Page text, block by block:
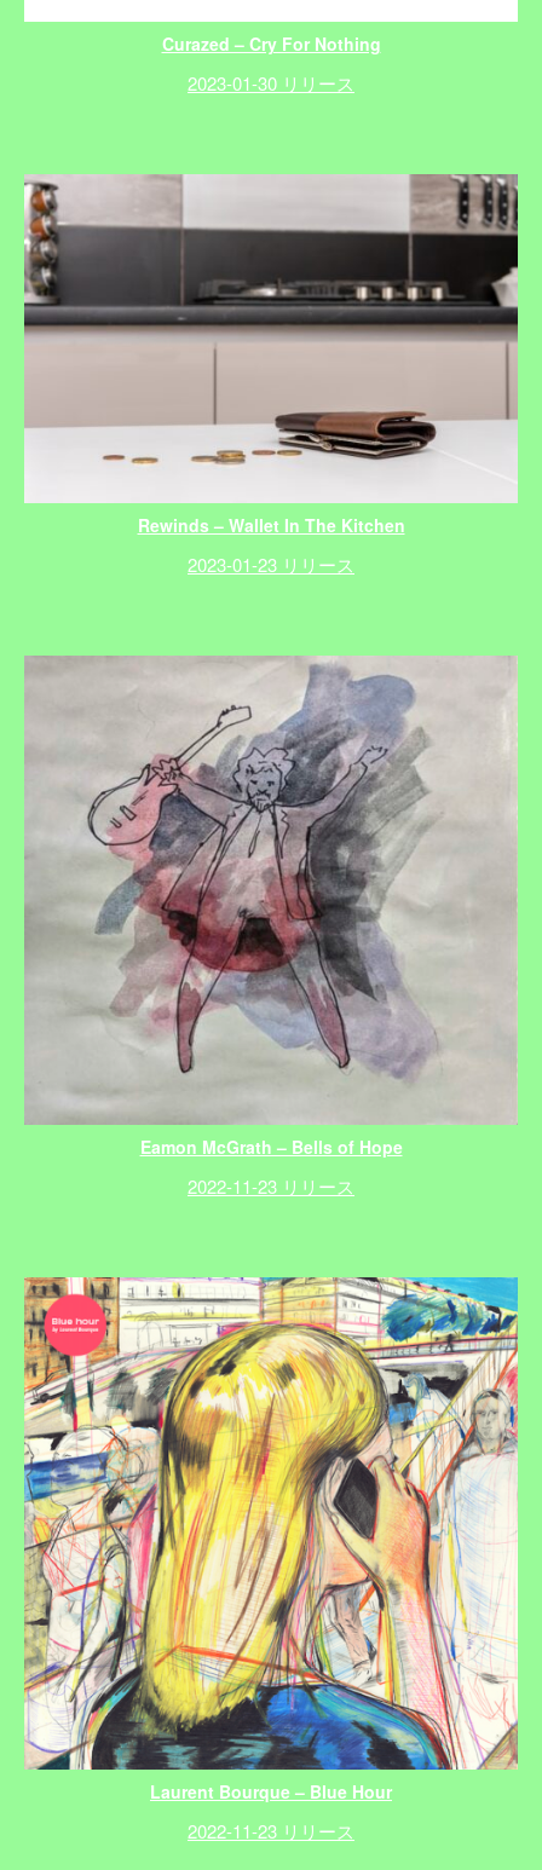
Curazed – Cry For Nothing
2023-01-30 リリース
Rewinds – Wallet In The Kitchen
2023-01-23 リリース
Eamon McGrath – Bells of Hope
2022-11-23 リリース
Laurent Bourque – Blue Hour
2022-11-23 リリース